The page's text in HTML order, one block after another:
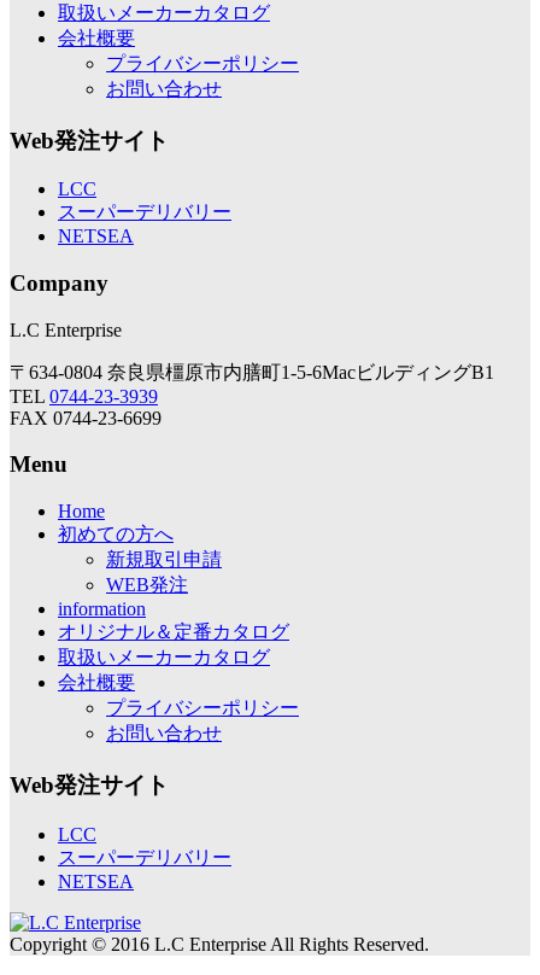
取扱いメーカーカタログ
会社概要
プライバシーポリシー
お問い合わせ
Web発注サイト
LCC
スーパーデリバリー
NETSEA
Company
L.C Enterprise
〒634-0804 奈良県橿原市内膳町1-5-6MacビルディングB1
TEL 0744-23-3939
FAX 0744-23-6699
Menu
Home
初めての方へ
新規取引申請
WEB発注
information
オリジナル＆定番カタログ
取扱いメーカーカタログ
会社概要
プライバシーポリシー
お問い合わせ
Web発注サイト
LCC
スーパーデリバリー
NETSEA
Copyright © 2016 L.C Enterprise All Rights Reserved.